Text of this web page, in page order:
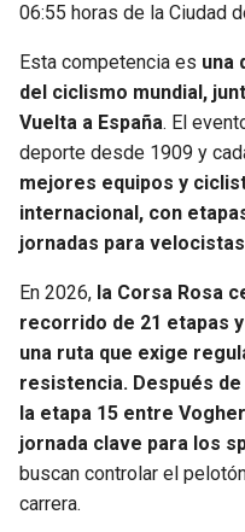
FALCONS
PANTHERS
SAINTS
BUCCANEERS
TRAIL BLAZERS
JAZZ
06:55 horas de la Ciudad
Esta competencia es una
del ciclismo mundial,
Vuelta a España. El
deporte desde 1909 y
mejores equipos y
internacional, con
jornadas para
En 2026, la Corsa Rosa
recorrido de 21 etapas
una ruta que exige
resistencia. Después
la etapa 15 entre
jornada clave para los
buscan controlar el
carrera.